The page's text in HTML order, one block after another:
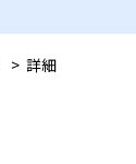
> 詳細